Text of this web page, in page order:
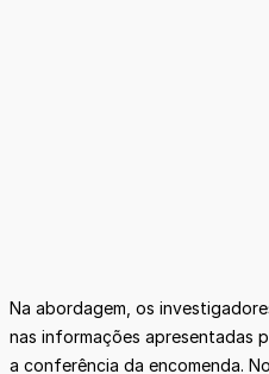
Na abordagem, os
nas informações apresentadas
a conferência da encomenda.